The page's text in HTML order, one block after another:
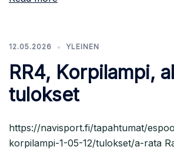
12.05.2026 YLEINEN
RR4, Korpilampi,
tulokset
https://navisport.fi/tapahtumat/
korpilampi-1-05-12/tulokset/a-rata